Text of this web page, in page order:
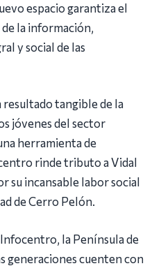
espacio garantiza el
la información,
y social de las
resultado tangible de la
jóvenes del sector
herramienta de
rinde tributo a Vidal
su incansable labor social
de Cerro Pelón.
la Península de
generaciones cuenten con